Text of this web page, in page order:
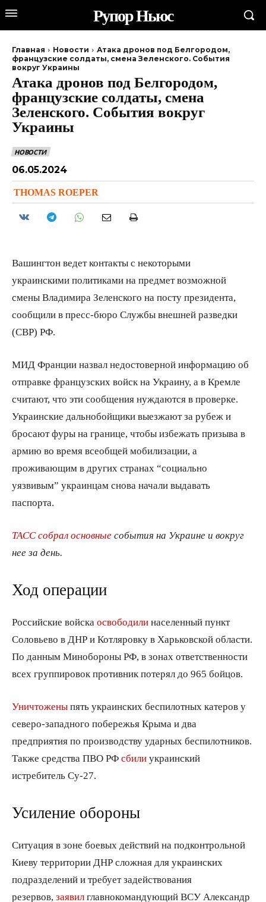
Рупор Ньюс
Главная Новости
Атака дронов под Белгородом,
французские солдаты, смена Зеленского. События
вокруг Украины
Атака дронов под Белгородом,
французские солдаты, смена
Зеленского. События вокруг
Украины
НОВОСТИ
06.05.2024
THOMAS ROEPER
Вашингтон ведет контакты с некоторыми
украинскими политиками на предмет возможной
смены Владимира Зеленского на посту президента,
сообщили в пресс-бюро Службы внешней разведки
(СВР) РФ.
МИД Франции назвал недостоверной информацию об
отправке французских войск на Украину, а в Кремле
считают, что эти сообщения нуждаются в проверке.
Украинские дальнобойщики выезжают за рубеж и
бросают фуры на границе, чтобы избежать призыва в
армию во время всеобщей мобилизации, а
проживающим в других странах “социально
уязвивым” украинцам снова начали выдавать
паспорта.
ТАСС собрал основные события на Украине и вокруг
нее за день.
Ход операции
Российские войска освободили населенный пункт
Соловьево в ДНР и Котляровку в Харьковской области.
По данным Минобороны РФ, в зонах ответственности
всех группировок противник потерял до 965 бойцов.
Уничтожены пять украинских беспилотных катеров у
северо-западного побережья Крыма и два
предприятия по производству ударных беспилотников.
Также средства ПВО РФ сбили украинский
истребитель Су-27.
Усиление обороны
Ситуация в зоне боевых действий на подконтрольной
Киеву территории ДНР сложная для украинских
подразделений и требует задействования
резервов, заявил главнокомандующий ВСУ Александр